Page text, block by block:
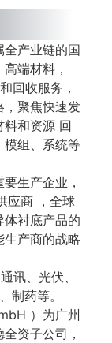
全产业链的国
端材料，
回收服务，
，聚焦快速发
料和资源 回
模组、系统等
生产企业，
应商 ，全球
衬底产品的
产商的战略
讯、光伏、
制药等。
）为广州
资子公司，